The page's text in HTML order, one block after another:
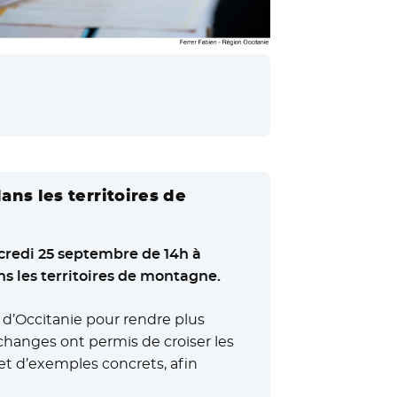
les territoires de
25 septembre de 14h à
les territoires de montagne.
pour rendre plus
ont permis de croiser les
d’exemples concrets, afin